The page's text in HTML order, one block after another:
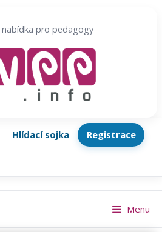
nabídka pro pedagogy
Hlídací sojka
Registrace
Menu